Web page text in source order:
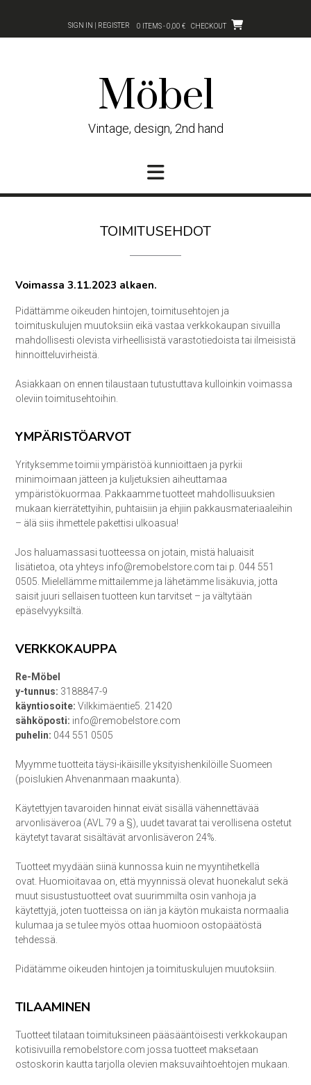
content
SIGN IN | REGISTER 0 ITEMS - 0,00 € CHECKOUT
Möbel
Vintage, design, 2nd hand
TOIMITUSEHDOT
Voimassa 3.11.2023 alkaen.
Pidättämme oikeuden hintojen, toimitusehtojen ja
toimituskulujen muutoksiin eikä vastaa verkkokaupan sivuilla
mahdollisesti olevista virheellisistä varastotiedoista tai ilmeisistä
hinnoitteluvirheistä.
Asiakkaan on ennen tilaustaan tutustuttava kulloinkin voimassa
oleviin toimitusehtoihin.
YMPÄRISTÖARVOT
Yrityksemme toimii ympäristöä kunnioittaen ja pyrkii
minimoimaan jätteen ja kuljetuksien aiheuttamaa
ympäristökuormaa. Pakkaamme tuotteet mahdollisuuksien
mukaan kierrätettyihin, puhtaisiin ja ehjiin pakkausmateriaaleihin
– älä siis ihmettele pakettisi ulkoasua!
Jos haluamassasi tuotteessa on jotain, mistä haluaisit
lisätietoa, ota yhteys info@remobelstore.com tai p. 044 551
0505. Mielellämme mittailemme ja lähetämme lisäkuvia, jotta
saisit juuri sellaisen tuotteen kun tarvitset – ja vältytään
epäselvyyksiltä.
VERKKOKAUPPA
Re-Möbel
y-tunnus: 3188847-9
käyntiosoite: Vilkkimäentie5. 21420
sähköposti: info@remobelstore.com
puhelin: 044 551 0505
Myymme tuotteita täysi-ikäisille yksityishenkilöille Suomeen
(poislukien Ahvenanmaan maakunta).
Käytettyjen tavaroiden hinnat eivät sisällä vähennettävää
arvonlisäveroa (AVL 79 a §), uudet tavarat tai verollisena ostetut
käytetyt tavarat sisältävät arvonlisäveron 24%.
Tuotteet myydään siinä kunnossa kuin ne myyntihetkellä
ovat. Huomioitavaa on, että myynnissä olevat huonekalut sekä
muut sisustustuotteet ovat suurimmilta osin vanhoja ja
käytettyjä, joten tuotteissa on iän ja käytön mukaista normaalia
kulumaa ja se tulee myös ottaa huomioon ostopäätöstä
tehdessä.
Pidätämme oikeuden hintojen ja toimituskulujen muutoksiin.
TILAAMINEN
Tuotteet tilataan toimituksineen pääsääntöisesti verkkokaupan
kotisivuilla remobelstore.com jossa tuotteet maksetaan
ostoskorin kautta tarjolla olevien maksuvaihtoehtojen mukaan.